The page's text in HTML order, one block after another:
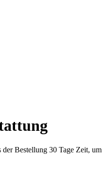
der Bestellung 30 Tage Zeit, um